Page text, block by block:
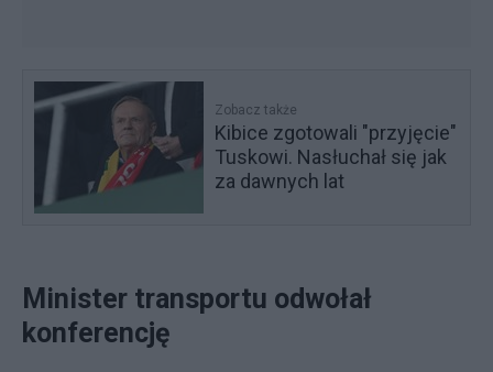
Zobacz także
Kibice zgotowali "przyjęcie"
Tuskowi. Nasłuchał się jak
za dawnych lat
Minister transportu odwołał
konferencję